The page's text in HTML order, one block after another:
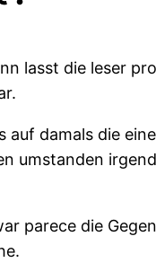
lasst die leser
damals die
umstanden
parece die